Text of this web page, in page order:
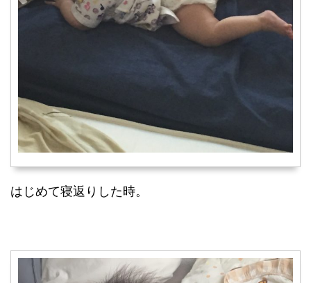
はじめて寝返りした時。